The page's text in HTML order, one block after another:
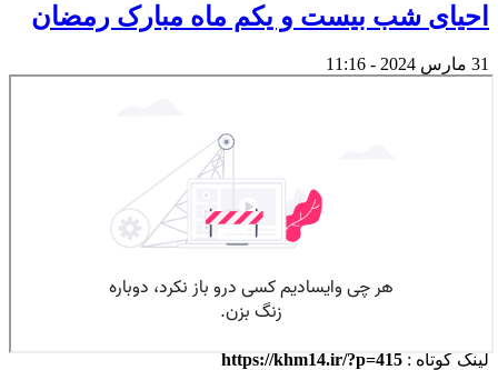
احیای شب بیست و یکم ماه مبارک رمضان
31 مارس 2024 - 11:16
لینک کوتاه : https://khm14.ir/?p=415